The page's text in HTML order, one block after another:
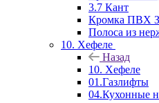
3.7 Кант
Кромка ПВХ
Полоса из
10. Хефеле
Назад
10. Хефеле
01.Газлифты
04.Кухонные